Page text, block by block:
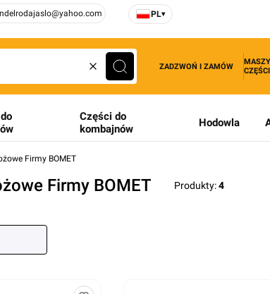
PL▾
WyczyśćSzukaj
ZADZWOŃ I ZAMÓW
Części do
kombajnów
Hodowla
Firmy BOMET
Firmy BOMET Produkty:4